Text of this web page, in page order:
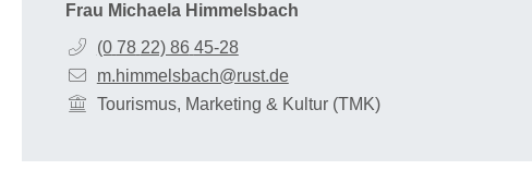
Frau Michaela Himmelsbach
(0 78 22) 86 45-28
m.himmelsbach@rust.de
Tourismus, Marketing & Kultur (TMK)